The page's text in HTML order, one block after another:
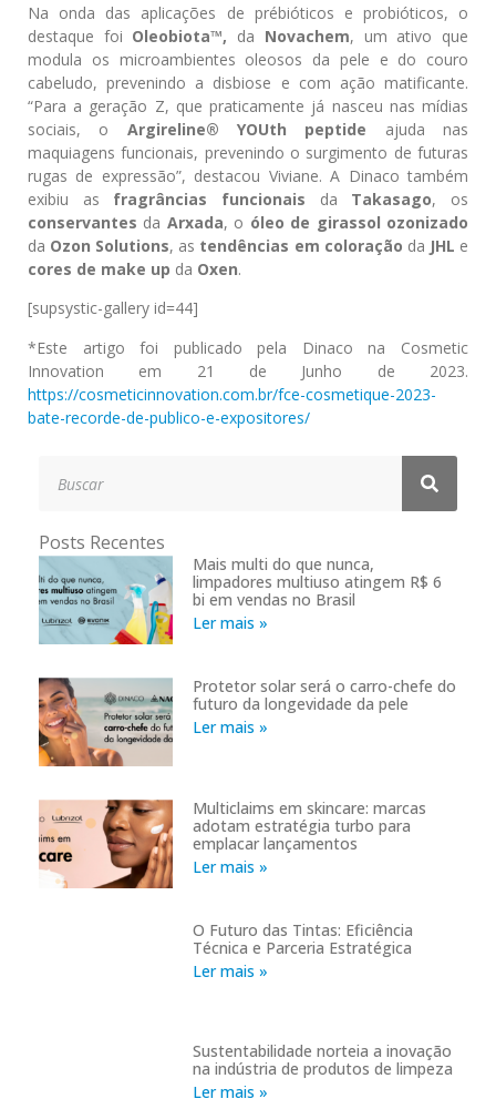
Na onda das aplicações de prébióticos e probióticos, o
destaque foi Oleobiota™, da Novachem, um ativo que
modula os microambientes oleosos da pele e do couro
cabeludo, prevenindo a disbiose e com ação matificante.
“Para a geração Z, que praticamente já nasceu nas mídias
sociais, o Argireline® YOUth peptide ajuda nas
maquiagens funcionais, prevenindo o surgimento de futuras
rugas de expressão”, destacou Viviane. A Dinaco também
exibiu as fragrâncias funcionais da Takasago, os
conservantes da Arxada, o óleo de girassol ozonizado
da Ozon Solutions, as tendências em coloração da JHL e
cores de make up da Oxen.
[supsystic-gallery id=44]
*Este artigo foi publicado pela Dinaco na Cosmetic
Innovation em 21 de Junho de 2023.
https://cosmeticinnovation.com.br/fce-cosmetique-2023-
bate-recorde-de-publico-e-expositores/
Posts Recentes
Mais multi do que nunca,
limpadores multiuso atingem R$ 6
bi em vendas no Brasil
Ler mais »
Protetor solar será o carro-chefe do
futuro da longevidade da pele
Ler mais »
Multiclaims em skincare: marcas
adotam estratégia turbo para
emplacar lançamentos
Ler mais »
O Futuro das Tintas: Eficiência
Técnica e Parceria Estratégica
Ler mais »
Sustentabilidade norteia a inovação
na indústria de produtos de limpeza
Ler mais »